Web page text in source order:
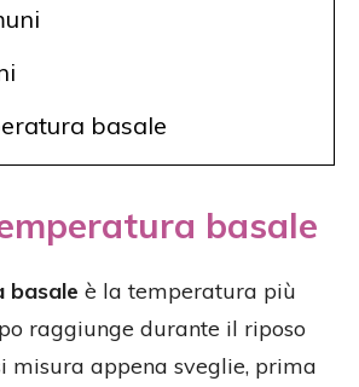
basale
basale
basale è la temperatura più
raggiunge durante il riposo
misura appena sveglie, prima